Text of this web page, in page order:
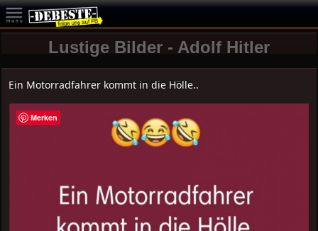
Lustige Bilder - Adolf Hitler
Ein Motorradfahrer kommt in die Hölle..
Merken